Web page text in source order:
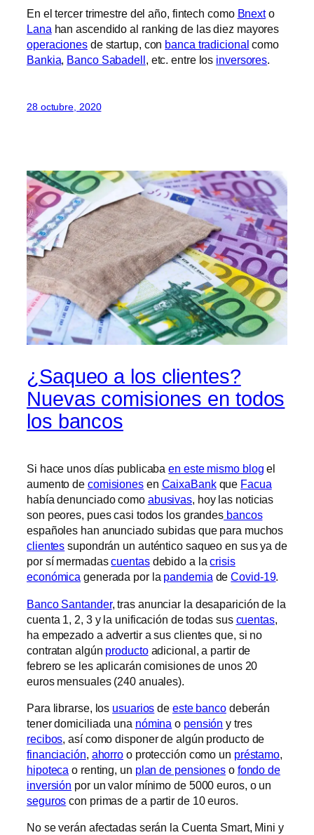
En el tercer trimestre del año, fintech como Bnexto
Lana han ascendido al ranking de las diez mayores
operacionesde startup, con banca tradicional como
Bankia, Banco Sabadell , etc. entre los inversores.
28 octubre, 2020
¿Saqueo a los clientes?
Nuevas comisiones en todos
los bancos
Si hace unos días publicabaen este mismo blog el
aumento de comisionesen CaixaBankque Facua
había denunciado como abusivas, hoy las noticias
son peores, pues casi todos los grandes bancos
españoles han anunciado subidas que para muchos
clientes supondrán un auténtico saqueo en sus ya de
por sí mermadascuentasdebido a lacrisis
económica generada por la pandemia deCovid-19.
Banco Santander, tras anunciar la desaparición de la
cuenta 1, 2, 3 y la unificación de todas sus cuentas,
ha empezado a advertir a sus clientes que, si no
contratan algún productoadicional, a partir de
febrero se les aplicarán comisiones de unos 20
euros mensuales (240 anuales).
Para librarse, los usuarios de este bancodeberán
tener domiciliada una nómina o pensión y tres
recibos, así como disponer de algún producto de
financiación, ahorro o protección como un préstamo,
hipoteca o renting, un plan de pensiones o fondo de
inversión por un valor mínimo de 5000 euros, o un
seguros con primas de a partir de 10 euros.
No se verán afectadas serán la Cuenta Smart, Mini y